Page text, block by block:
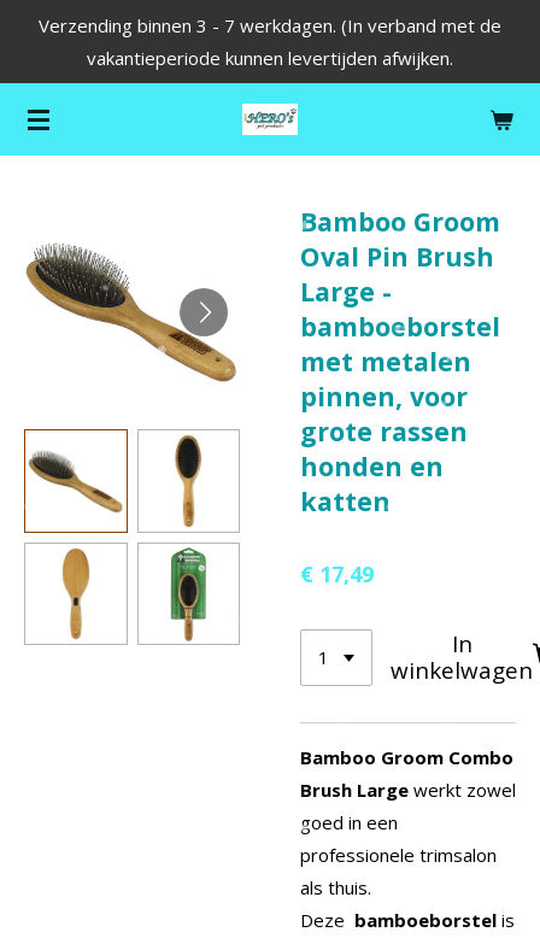
de
hoofdinhoud
Verzending binnen 3 - 7 werkdagen. (In verband met de
vakantieperiode kunnen levertijden afwijken.
Bamboo Groom
Oval Pin Brush
Large -
bamboeborstel
met metalen
pinnen, voor
grote rassen
honden en
katten
€ 17,49
In
winkelwagen
Bamboo Groom Combo
Brush Large werkt zowel
goed in een
professionele trimsalon
als thuis.
Deze bamboeborstel is